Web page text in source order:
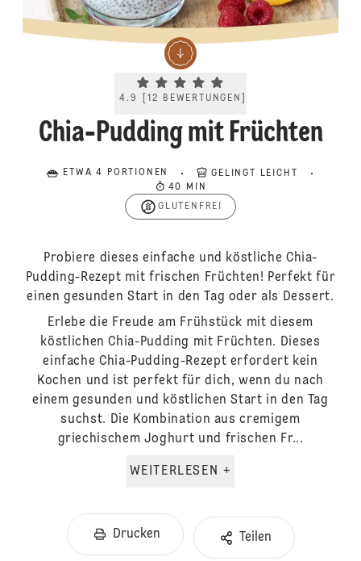
Current rating 4.9. Click to rate.
4.9 12 BEWERTUNGEN
Chia-Pudding mit Früchten
ETWA 4 PORTIONEN
GELINGT LEICHT
40 MIN
GLUTENFREI
Probiere dieses einfache und köstliche Chia-
Pudding-Rezept mit frischen Früchten! Perfekt für
einen gesunden Start in den Tag oder als Dessert.
Erlebe die Freude am Frühstück mit diesem
köstlichen Chia-Pudding mit Früchten. Dieses
einfache Chia-Pudding-Rezept erfordert kein
Kochen und ist perfekt für dich, wenn du nach
einem gesunden und köstlichen Start in den Tag
suchst. Die Kombination aus cremigem
griechischem Joghurt und frischen Fr...
WEITERLESEN +
Drucken Teilen